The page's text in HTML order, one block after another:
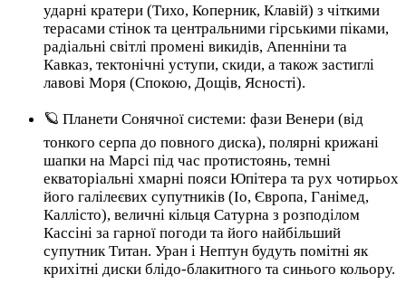
ударні кратери (Тихо, Коперник, Клавій) з чіткими
терасами стінок та центральними гірськими піками,
радіальні світлі промені викидів, Апенніни та
Кавказ, тектонічні уступи, скиди, а також застиглі
лавові Моря (Спокою, Дощів, Ясності).
🪐 Планети Сонячної системи: фази Венери (від
тонкого серпа до повного диска), полярні крижані
шапки на Марсі під час протистоянь, темні
екваторіальні хмарні пояси Юпітера та рух чотирьох
його галілеєвих супутників (Іо, Європа, Ганімед,
Каллісто), величні кільця Сатурна з розподілом
Кассіні за гарної погоди та його найбільший
супутник Титан. Уран і Нептун будуть помітні як
крихітні диски блідо-блакитного та синього кольору.